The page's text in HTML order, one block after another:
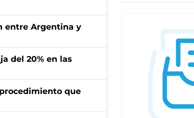
entre Argentina y
del 20% en las
que